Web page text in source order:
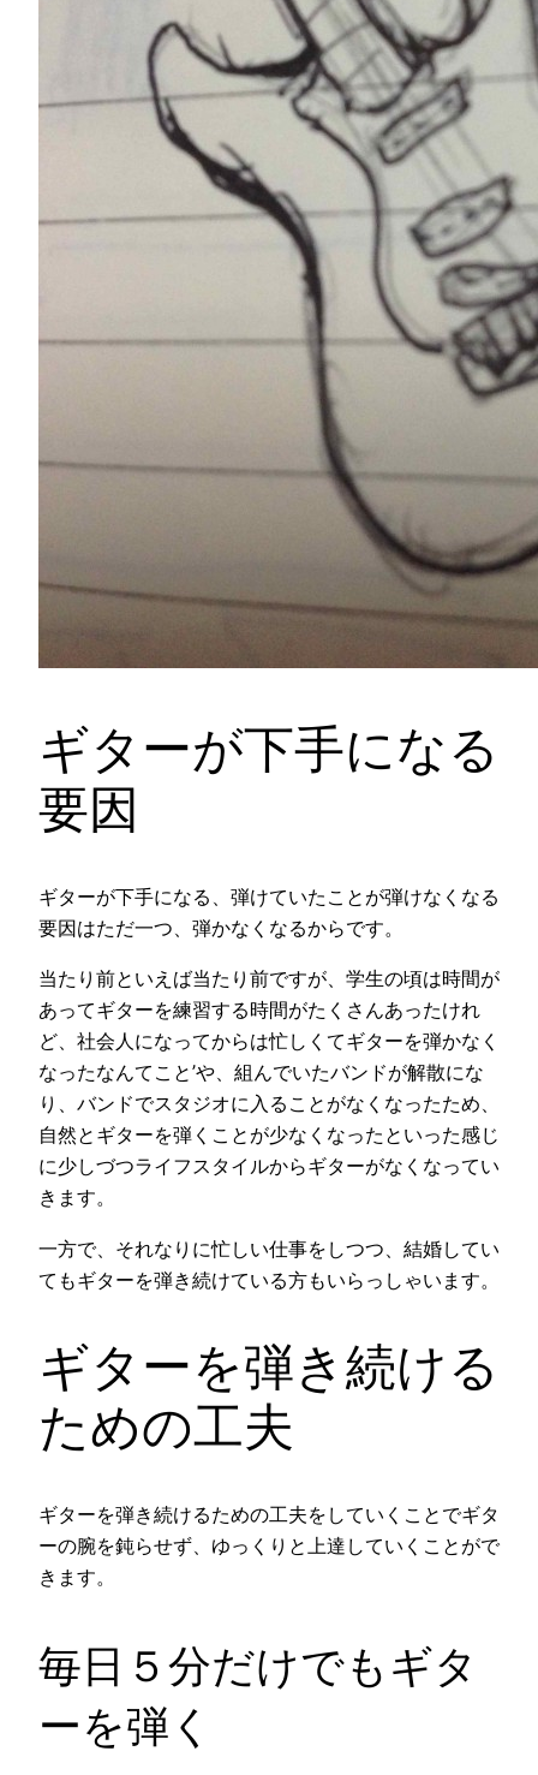
ギターが下手になる
要因
ギターが下手になる、弾けていたことが弾けなくなる
要因はただ一つ、弾かなくなるからです。
当たり前といえば当たり前ですが、学生の頃は時間が
あってギターを練習する時間がたくさんあったけれ
ど、社会人になってからは忙しくてギターを弾かなく
なったなんてこと’や、組んでいたバンドが解散にな
り、バンドでスタジオに入ることがなくなったため、
自然とギターを弾くことが少なくなったといった感じ
に少しづつライフスタイルからギターがなくなってい
きます。
一方で、それなりに忙しい仕事をしつつ、結婚してい
てもギターを弾き続けている方もいらっしゃいます。
ギターを弾き続ける
ための工夫
ギターを弾き続けるための工夫をしていくことでギタ
ーの腕を鈍らせず、ゆっくりと上達していくことがで
きます。
毎日５分だけでもギタ
ーを弾く